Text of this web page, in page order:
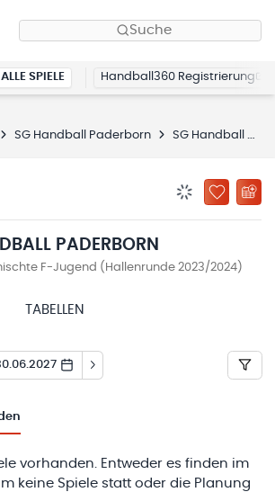
Suche
ALLE SPIELE Handball360 Registrierung
SG Handball Paderborn SG Handball Paderborn
ZU
PADERBORN
F-Jugend (Hallenrunde 2023/2024)
TABELLEN
vorhanden. Entweder es finden im
keine Spiele statt oder die Planung